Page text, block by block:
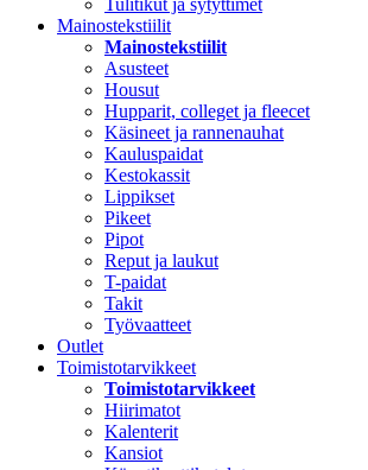
Tulitikut ja sytyttimet
Mainostekstiilit
Mainostekstiilit
Asusteet
Housut
Hupparit, colleget ja fleecet
Käsineet ja rannenauhat
Kauluspaidat
Kestokassit
Lippikset
Pikeet
Pipot
Reput ja laukut
T-paidat
Takit
Työvaatteet
Outlet
Toimistotarvikkeet
Toimistotarvikkeet
Hiirimatot
Kalenterit
Kansiot